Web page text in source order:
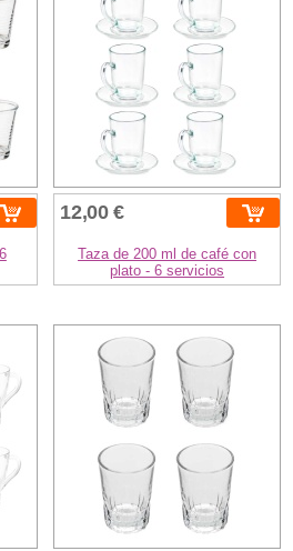
12,00 €
Taza de 200 ml de café con
plato - 6 servicios